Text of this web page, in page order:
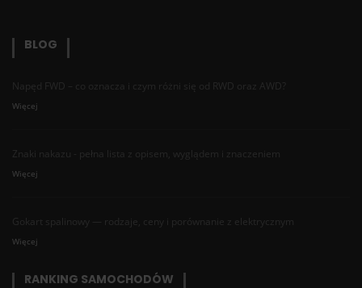
BLOG
Napęd FWD – co oznacza i czym różni się od RWD oraz AWD?
Więcej
Znaki nakazu - pełna lista z opisem, wyglądem i znaczeniem
Więcej
Gokart spalinowy — rodzaje, ceny i porównanie z elektrycznym
Więcej
RANKING SAMOCHODÓW